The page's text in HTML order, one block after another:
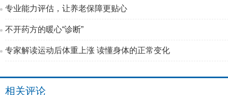
专业能力评估，让养老保障更贴心
不开药方的暖心“诊断”
专家解读运动后体重上涨 读懂身体的正常变化
相关评论